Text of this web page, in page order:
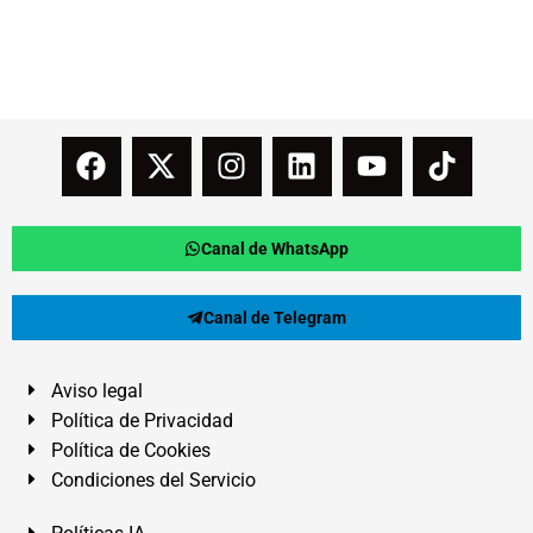
Canal de WhatsApp
Canal de Telegram
Aviso legal
Política de Privacidad
Política de Cookies
Condiciones del Servicio